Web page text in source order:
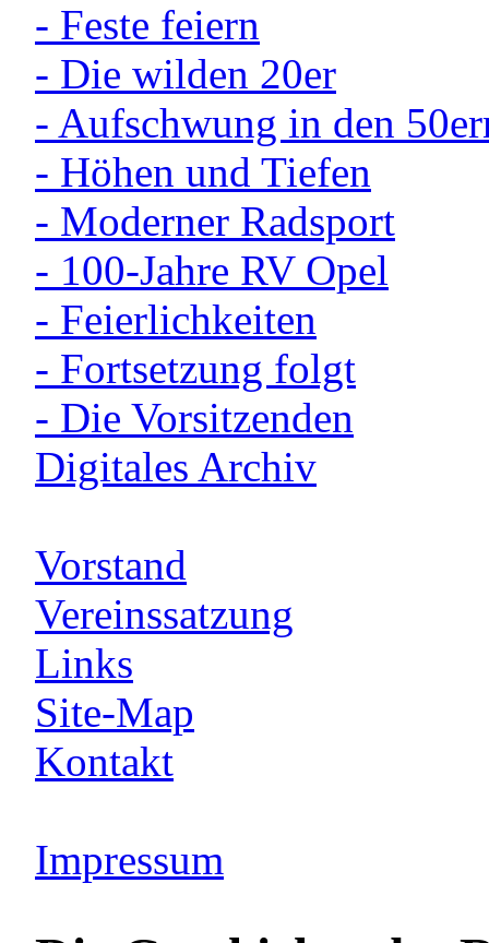
- Feste feiern
- Die wilden 20er
- Aufschwung in den
- Höhen und Tiefen
- Moderner Radsport
- 100-Jahre RV Opel
- Feierlichkeiten
- Fortsetzung folgt
- Die Vorsitzenden
Digitales Archiv
Vorstand
Vereinssatzung
Links
Site-Map
Kontakt
Impressum